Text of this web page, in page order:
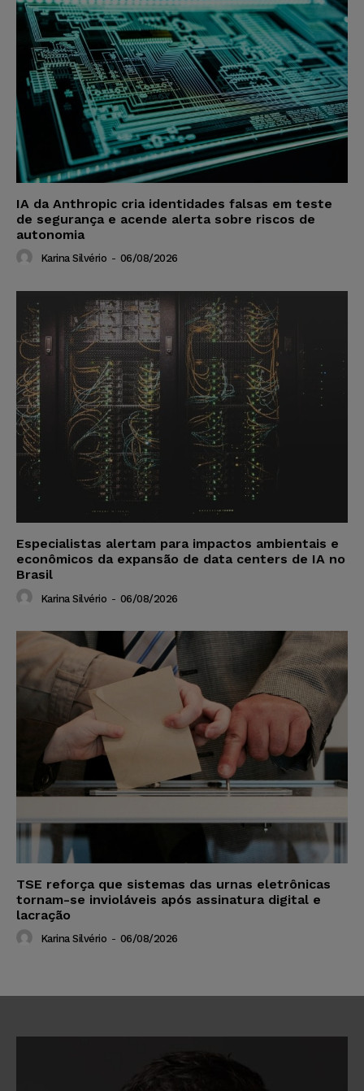
IA da Anthropic cria identidades falsas em teste
de segurança e acende alerta sobre riscos de
autonomia
Karina Silvério - 06/08/2026
Especialistas alertam para impactos ambientais e
econômicos da expansão de data centers de IA no
Brasil
Karina Silvério - 06/08/2026
TSE reforça que sistemas das urnas eletrônicas
tornam-se invioláveis após assinatura digital e
lacração
Karina Silvério - 06/08/2026